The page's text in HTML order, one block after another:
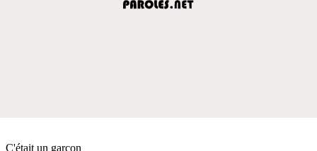
C'était un garçon